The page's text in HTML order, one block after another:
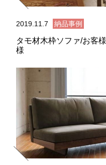
2019.11.7 納品事例
タモ材木枠ソファ/お客
様